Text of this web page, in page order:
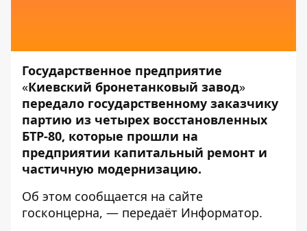
Государственное предприятие
«Киевский бронетанковый завод»
передало государственному заказчику
партию из четырех восстановленных
БТР-80, которые прошли на
предприятии капитальный ремонт и
частичную модернизацию.
Об этом сообщается на сайте
госконцерна, — передаёт Информатор.